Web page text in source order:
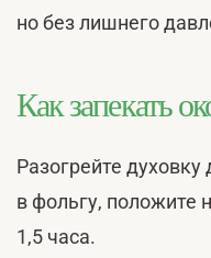
но без лишнего
Как запекать
Разогрейте
в фольгу, положите
1,5 часа.